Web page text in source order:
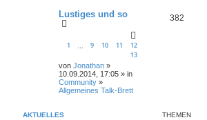
Lustiges und so
1 9 10 11
12
13
von Jonathan »
10.09.2014, 17:05 » in
Community »
Allgemeines Talk-Brett
382
AKTUELLES THEMEN